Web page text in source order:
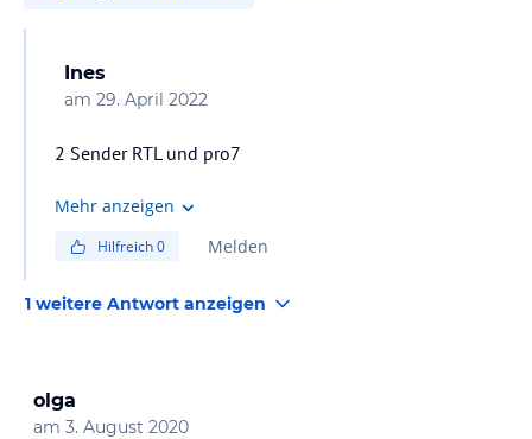
Ines
am 29. April 2022
2 Sender RTL und pro7
Mehr anzeigen
Hilfreich0 Melden
1 weitere Antwort anzeigen
olga
am 3. August 2020